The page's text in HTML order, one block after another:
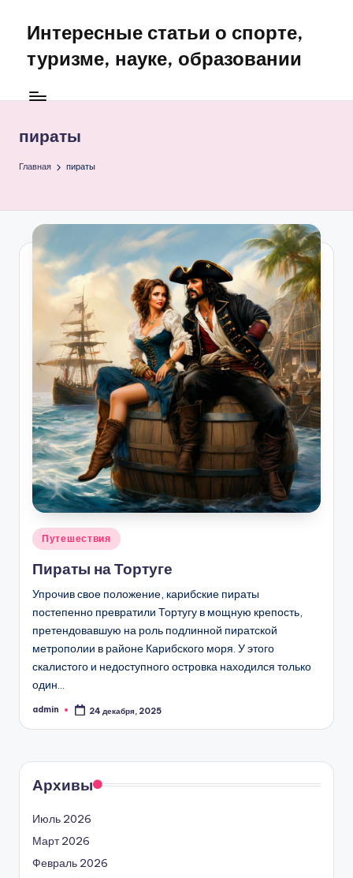
Перейти
содержимому
Интересные статьи о спорте,
туризме, науке, образовании
пираты
Главная пираты
Опубликовано
Путешествия
Пираты на Тортуге
Упрочив свое положение, карибские пираты
постепенно превратили Тортугу в мощную кре­пость,
претендовавшую на роль подлинной пи­ратской
метрополии в районе Карибского моря. У этого
скалистого и недоступного островка на­ходился только
один…
Запись
admin 24 декабря, 2025
Архивы
Июль 2026
Март 2026
Февраль 2026